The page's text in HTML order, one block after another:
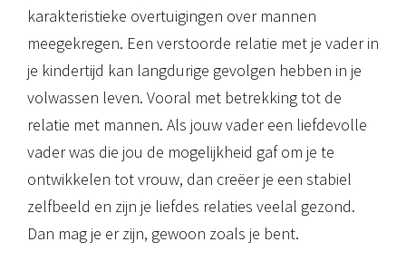
karakteristieke overtuigingen over mannen
meegekregen. Een verstoorde relatie met je vader in
je kindertijd kan langdurige gevolgen hebben in je
volwassen leven. Vooral met betrekking tot de
relatie met mannen. Als jouw vader een liefdevolle
vader was die jou de mogelijkheid gaf om je te
ontwikkelen tot vrouw, dan creëer je een stabiel
zelfbeeld en zijn je liefdes relaties veelal gezond.
Dan mag je er zijn, gewoon zoals je bent.